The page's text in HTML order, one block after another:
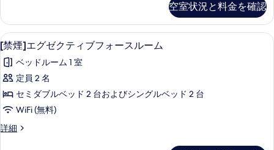
て
の
写
真
を
表
す
ツ
イ
ン
ル
ー
ム
の
す
フ
ォ
ー
ト
ツ
イ
ル
ー
の
空室状況と料金を確認
[禁
煙]
エ
グ
ゼ
テ
[禁煙]エグゼクティブフォースルー
6
[禁煙]エグゼクティブフォースルーム
ベッドルーム 1 室
定員 2 名
セミダブルベッド 2 台およびシングルベッド 2 台
WiFi (無料)
詳細
[禁